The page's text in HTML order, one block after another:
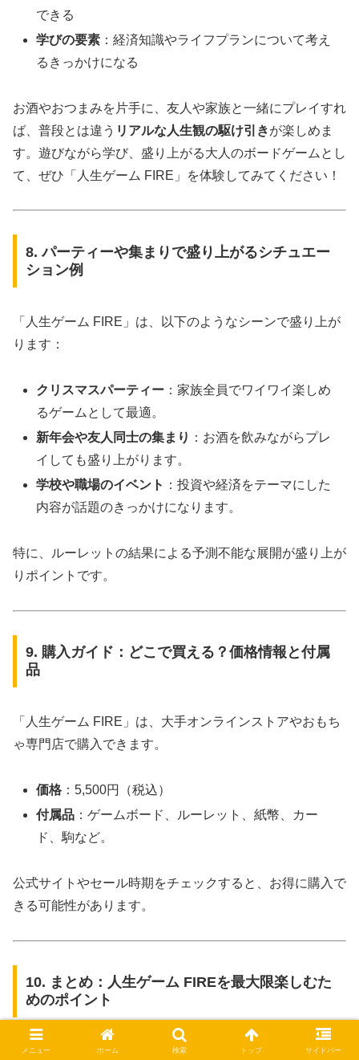
できる
学びの要素 ：経済知識やライフプランについて考え
るきっかけになる
お酒やおつまみを片手に、友人や家族と一緒にプレイすれ
ば、普段とは違う リアルな人生観の駆け引きが楽しめま
す。遊びながら学び、盛り上がる大人のボードゲームとし
て、ぜひ「人生ゲーム FIRE」を体験してみてください！
8. パーティーや集まりで盛り上がるシチュエー
ション例
「人生ゲーム FIRE」は、以下のようなシーンで盛り上が
ります：
クリスマスパーティー ：家族全員でワイワイ楽しめ
るゲームとして最適。
新年会や友人同士の集まり ：お酒を飲みながらプレ
イしても盛り上がります。
学校や職場のイベント ：投資や経済をテーマにした
内容が話題のきっかけになります。
特に、ルーレットの結果による予測不能な展開が盛り上が
りポイントです。
9. 購入ガイド：どこで買える？価格情報と付属
品
「人生ゲーム FIRE」は、大手オンラインストアやおもち
ゃ専門店で購入できます。
価格 ：5,500円（税込）
付属品 ：ゲームボード、ルーレット、紙幣、カー
ド、駒など。
公式サイトやセール時期をチェックすると、お得に購入で
きる可能性があります。
10. まとめ：人生ゲーム FIREを最大限楽しむた
めのポイント
「人生ゲーム FIRE」は、現代のトレンドを反映した新し
メニュー ホーム 検索 トップ サイドバー